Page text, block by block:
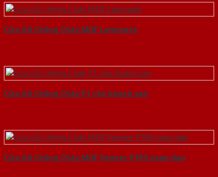
Cửa Gỗ Chống Cháy MDF Laminate
Cửa Gỗ Chống Cháy P1 cho khach san
Cửa Gỗ Chống Cháy MDF Veneer P1R5 xoan dao